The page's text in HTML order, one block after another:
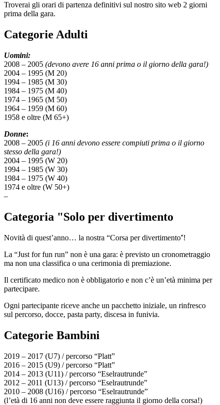
Troverai gli orari di partenza definitivi sul nostro sito web 2 giorni
prima della gara.
Categorie Adulti
Uomini:
2008 – 2005 (devono avere 16 anni prima o il giorno della gara!)
2004 – 1995 (M 20)
1994 – 1985 (M 30)
1984 – 1975 (M 40)
1974 – 1965 (M 50)
1964 – 1959 (M 60)
1958 e oltre (M 65+)
Donne:
2008 – 2005 (i 16 anni devono essere compiuti prima o il giorno
stesso della gara!)
2004 – 1995 (W 20)
1994 – 1985 (W 30)
1984 – 1975 (W 40)
1974 e oltre (W 50+)
–
Categoria "Solo per divertimento
Novità di quest’anno… la nostra “Corsa per divertimento“!
La “Just for fun run” non è una gara: è previsto un cronometraggio
ma non una classifica o una cerimonia di premiazione.
Il certificato medico non è obbligatorio e non c’è un’età minima per
partecipare.
Ogni partecipante riceve anche un pacchetto iniziale, un rinfresco
sul percorso, docce, pasta party, discesa in funivia.
Categorie Bambini
2019 – 2017 (U7) / percorso “Platt”
2016 – 2015 (U9) / percorso “Platt”
2014 – 2013 (U11) / percorso “Eselrautrunde”
2012 – 2011 (U13) / percorso “Eselrautrunde”
2010 – 2008 (U16) / percorso “Eselrautrunde”
(l’età di 16 anni non deve essere raggiunta il giorno della corsa!)